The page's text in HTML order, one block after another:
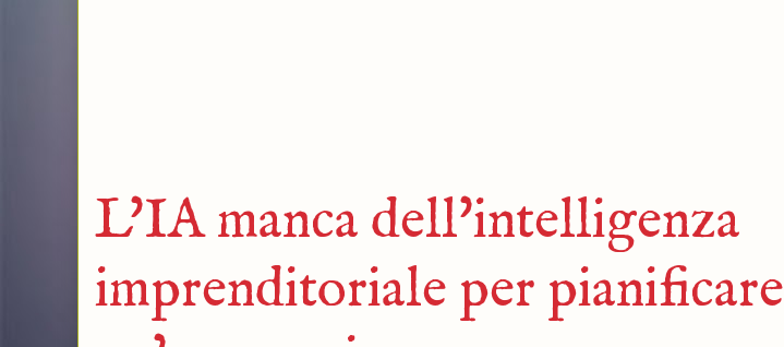
L'IA manca dell'intelligenza
imprenditoriale per pianificare